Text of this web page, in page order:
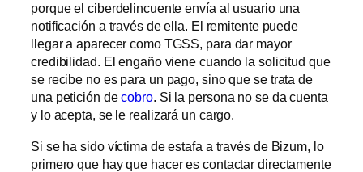
porque el ciberdelincuente envía al usuario una
notificación a través de ella. El remitente puede
llegar a aparecer como TGSS, para dar mayor
credibilidad. El engaño viene cuando la solicitud que
se recibe no es para un pago, sino que se trata de
una petición decobro. Si la persona no se da cuenta
y lo acepta, se le realizará un cargo.
Si se ha sido víctima de estafa a través de Bizum, lo
primero que hay que hacer es contactar directamente